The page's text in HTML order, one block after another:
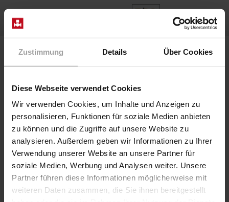
Zustimmung Details Über Cookies
Diese Webseite verwendet Cookies
Wir verwenden Cookies, um Inhalte und Anzeigen zu
personalisieren, Funktionen für soziale Medien anbieten
zu können und die Zugriffe auf unsere Website zu
analysieren. Außerdem geben wir Informationen zu Ihrer
Verwendung unserer Website an unsere Partner für
soziale Medien, Werbung und Analysen weiter. Unsere
Partner führen diese Informationen möglicherweise mit
weiteren Daten zusammen, die Sie ihnen bereitgestellt
EN
Project: Ground freezing with
liquid nitrogen
The ground is to be frozen during civil engineering
works, e.g. tunnel construction to protect from sinkholes
and water penetration. For this purpose a number of
freezing lances is positioned in the tunnel, shaft or adit
and subsequently filled with liquid nitrogen. The nitrogen
with a temperature of -196° C forms a freeze wall